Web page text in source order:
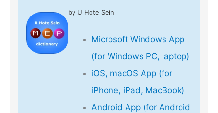
by U Hote Sein
Microsoft Windows App
(for Windows PC, laptop)
iOS, macOS App (for
iPhone, iPad, MacBook)
Android App (for Android